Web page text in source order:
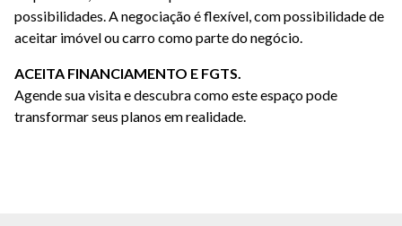
possibilidades. A negociação é flexível, com possibilidade de
aceitar imóvel ou carro como parte do negócio.
ACEITA FINANCIAMENTO E FGTS.
Agende sua visita e descubra como este espaço pode
transformar seus planos em realidade.